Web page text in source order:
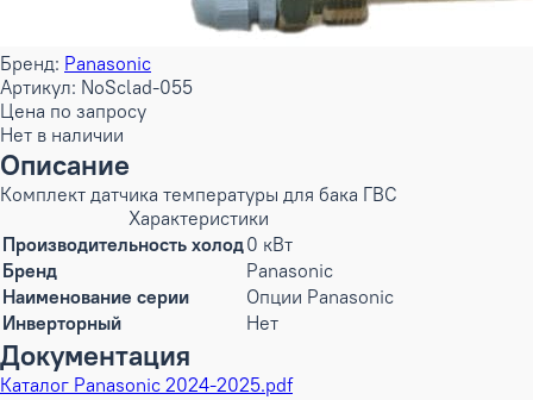
Бренд: Panasonic
Артикул: NoSclad-055
Цена по запросу
Нет в наличии
Описание
Комплект датчика температуры для бака ГВС
Характеристики
Производительность холод0 кВт
Бренд
Panasonic
Наименование серии
Опции Panasonic
Инверторный
Нет
Документация
Каталог Panasonic 2024-2025.pdf